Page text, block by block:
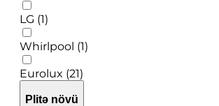
LG (1)
Whirlpool (1)
Eurolux (21)
Plitə növü